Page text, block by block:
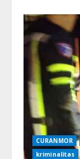
di
CURANMOR
kriminalitas